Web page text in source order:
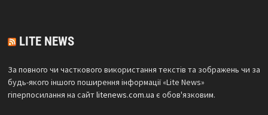
LITE NEWS
За повного чи часткового використання текстів та зображень чи за
будь-якого іншого поширення інформації «Lite News»
гіперпосилання на сайтlitenews.com.ua є обов'язковим.